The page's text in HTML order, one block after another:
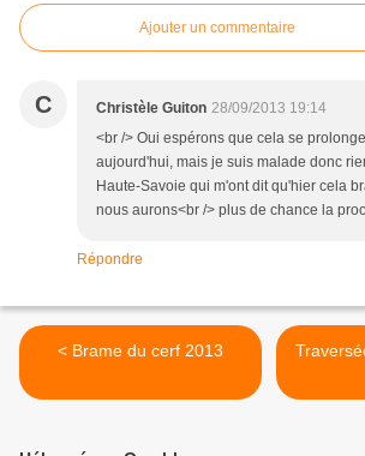
Ajouter un commentaire
C Christèle Guiton 28/09/2013 19:14
<br /> Oui espérons que cela se
aujourd'hui, mais je suis malade donc
Haute-Savoie qui m'ont dit qu'hier cela
nous aurons<br /> plus de chance la
Répondre
< Brame du cerf 2013